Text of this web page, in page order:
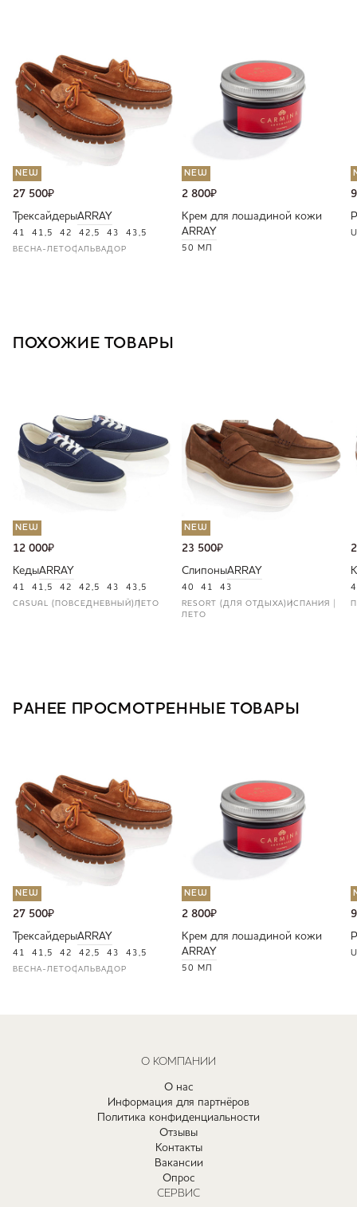
NEW
27 500₽
ТрексайдерыARRAY
41 41,5 42 42,5 43 43,5
ВЕСНА-ЛЕТОСАЛЬВАДОР
NEW
2 800₽
Крем для лошадиной кожи
ARRAY
50 МЛ
ПОХОЖИЕ ТОВАРЫ
NEW
12 000₽
КедыARRAY
41 41,5 42 42,5 43 43,5
CASUAL (ПОВСЕДНЕВНЫЙ) ЛЕТО
NEW
23 500₽
СлипоныARRAY
40 41 43
RESORT (ДЛЯ ОТДЫХА) ИСПАНИЯ
ЛЕТО
РАНЕЕ ПРОСМОТРЕННЫЕ ТОВАРЫ
NEW
27 500₽
ТрексайдерыARRAY
41 41,5 42 42,5 43 43,5
ВЕСНА-ЛЕТОСАЛЬВАДОР
NEW
2 800₽
Крем для лошадиной кожи
ARRAY
50 МЛ
О КОМПАНИИ
О нас
Информация для партнёров
Политика конфиденциальности
Отзывы
Контакты
Вакансии
Опрос
СЕРВИС